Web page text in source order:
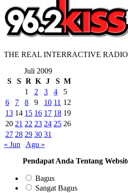
THE REAL INTERRACTIVE RADIO
Juli 2009
S
S R K J S M
1
2 3 4
5
6
7 8 9 10 11 12
13 14 15 16 17 18 19
20 21 22 23 24 25 26
27 28 29 30 31
« Jun
Agu »
Pendapat Anda Tentang
Bagus
Sangat Bagus